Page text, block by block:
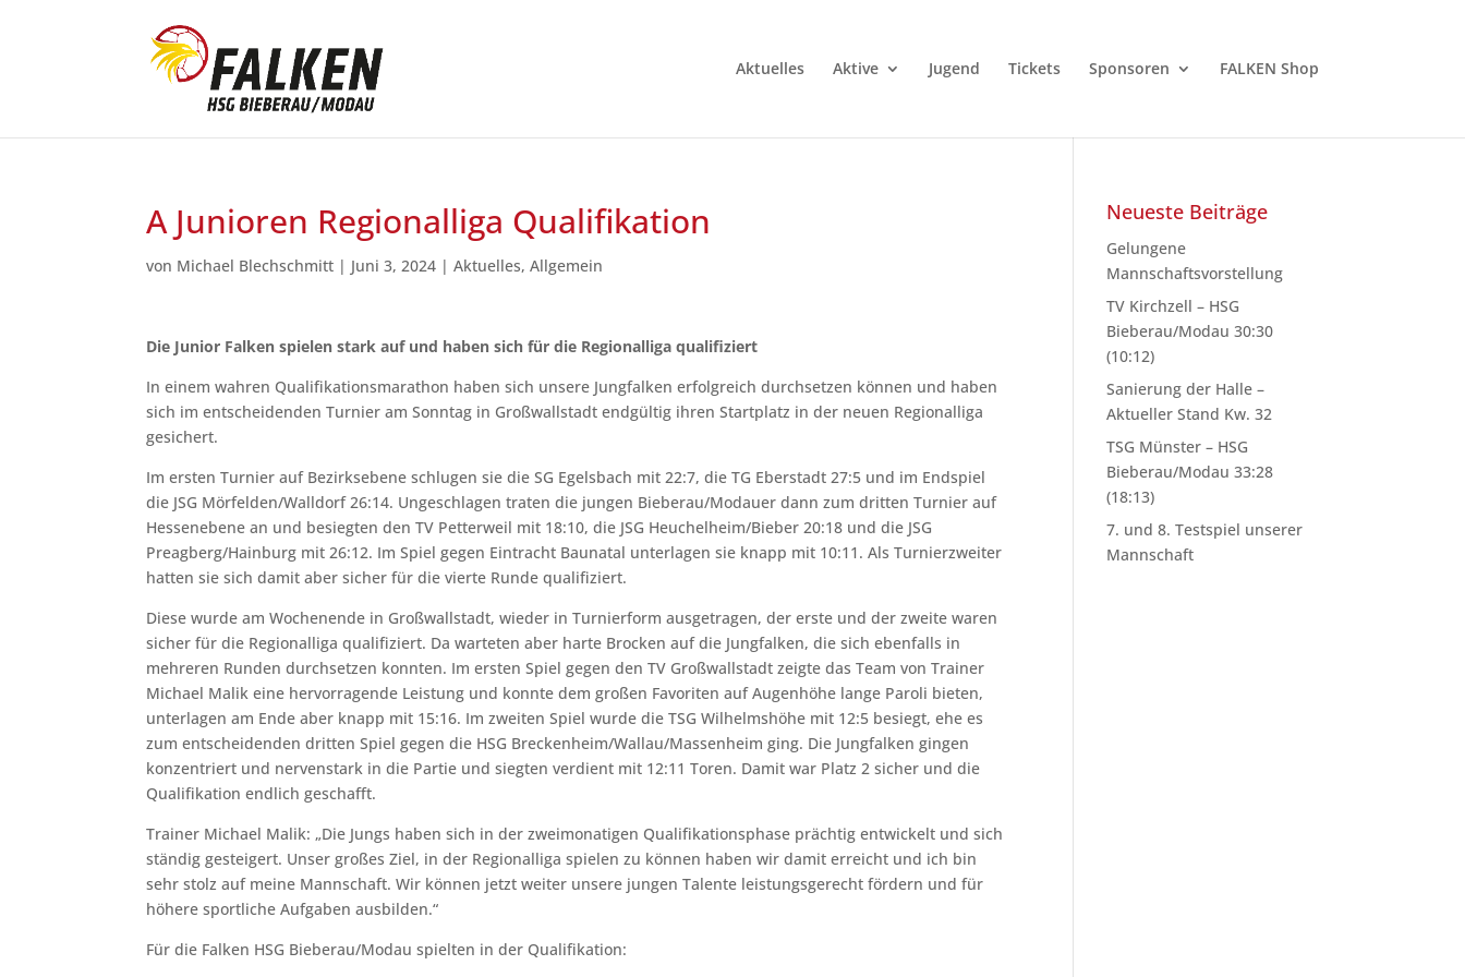
Aktuelles Aktive Jugend Tickets Sponsoren FALKEN Shop
A Junioren Regionalliga Qualifikation
von Michael Blechschmitt | Juni 3, 2024 |Aktuelles,Allgemein
Die Junior Falken spielen stark auf und haben sich für die Regionalliga qualifiziert
In einem wahren Qualifikationsmarathon haben sich unsere Jungfalken erfolgreich durchsetzen können und haben
sich im entscheidenden Turnier am Sonntag in Großwallstadt endgültig ihren Startplatz in der neuen Regionalliga
gesichert.
Im ersten Turnier auf Bezirksebene schlugen sie die SG Egelsbach mit 22:7, die TG Eberstadt 27:5 und im Endspiel
die JSG Mörfelden/Walldorf 26:14. Ungeschlagen traten die jungen Bieberau/Modauer dann zum dritten Turnier auf
Hessenebene an und besiegten den TV Petterweil mit 18:10, die JSG Heuchelheim/Bieber 20:18 und die JSG
Preagberg/Hainburg mit 26:12. Im Spiel gegen Eintracht Baunatal unterlagen sie knapp mit 10:11. Als Turnierzweiter
hatten sie sich damit aber sicher für die vierte Runde qualifiziert.
Diese wurde am Wochenende in Großwallstadt, wieder in Turnierform ausgetragen, der erste und der zweite waren
sicher für die Regionalliga qualifiziert. Da warteten aber harte Brocken auf die Jungfalken, die sich ebenfalls in
mehreren Runden durchsetzen konnten. Im ersten Spiel gegen den TV Großwallstadt zeigte das Team von Trainer
Michael Malik eine hervorragende Leistung und konnte dem großen Favoriten auf Augenhöhe lange Paroli bieten,
unterlagen am Ende aber knapp mit 15:16. Im zweiten Spiel wurde die TSG Wilhelmshöhe mit 12:5 besiegt, ehe es
zum entscheidenden dritten Spiel gegen die HSG Breckenheim/Wallau/Massenheim ging. Die Jungfalken gingen
konzentriert und nervenstark in die Partie und siegten verdient mit 12:11 Toren. Damit war Platz 2 sicher und die
Qualifikation endlich geschafft.
Trainer Michael Malik: „Die Jungs haben sich in der zweimonatigen Qualifikationsphase prächtig entwickelt und sich
ständig gesteigert. Unser großes Ziel, in der Regionalliga spielen zu können haben wir damit erreicht und ich bin
sehr stolz auf meine Mannschaft. Wir können jetzt weiter unsere jungen Talente leistungsgerecht fördern und für
höhere sportliche Aufgaben ausbilden.“
Für die Falken HSG Bieberau/Modau spielten in der Qualifikation:
Neueste Beiträge
Gelungene
Mannschaftsvorstellung
TV Kirchzell – HSG
Bieberau/Modau 30:30
(10:12)
Sanierung der Halle –
Aktueller Stand Kw. 32
TSG Münster – HSG
Bieberau/Modau 33:28
(18:13)
7. und 8. Testspiel unserer
Mannschaft